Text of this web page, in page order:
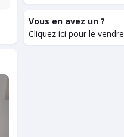
Vous en avez un ?
Cliquez ici pour le vendre